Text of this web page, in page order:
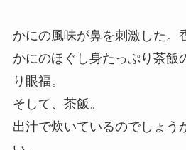
かにの風味が鼻を刺激した。
かにのほぐし身たっぷり茶飯
り眼福。
そして、茶飯。
出汁で炊いているのでしょう